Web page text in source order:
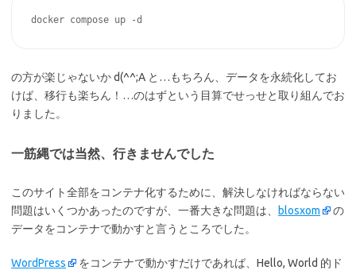
docker compose up -d
の方が楽じゃないか d(^^;A と…もちろん、データを永続化してお
けば、移行も楽ちん！…のはずという目算でせっせと取り組んでお
りました。
一筋縄では当然、行きませんでした
このサイト全部をコンテナ化するために、解決しなければならない
問題はいくつかあったのですが、一番大きな問題は、
blosxom
の
データをコンテナで動かすと言うところでした。
WordPress
をコンテナで動かすだけであれば、Hello, World 的ド